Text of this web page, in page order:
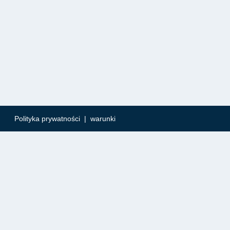
Polityka prywatności | warunki